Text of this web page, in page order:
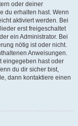
oder deiner
du erhalten hast. Wenn
aktiviert werden. Bei
erst freigeschaltet
ein Administrator. Bei
nötig ist oder nicht.
Anweisungen.
eingegeben hast oder
du dir sicher bist,
dann kontaktiere einen